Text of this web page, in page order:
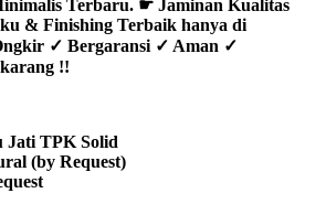
Terbaru. ☛ Jaminan Kualitas
& Finishing Terbaik hanya di
✓ Bergaransi ✓ Aman ✓
!!
Jati TPK Solid
(by Request)